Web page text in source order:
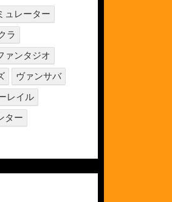
ュレーター
ラ
ァンタジオ
ヴァンサバ
レイル
ター